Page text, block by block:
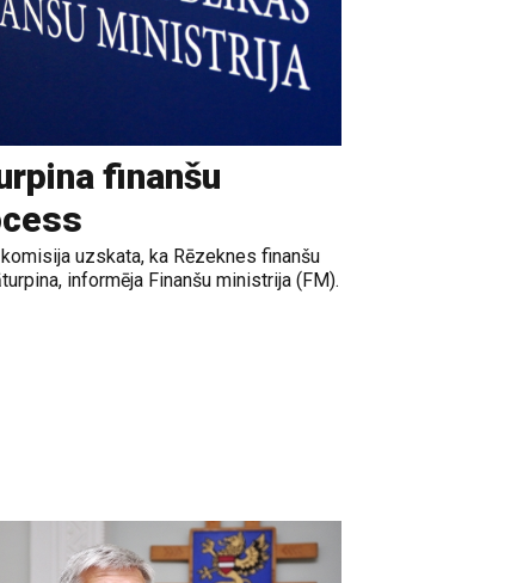
finanšu
uzskata, ka Rēzeknes finanšu
informēja Finanšu ministrija (FM).